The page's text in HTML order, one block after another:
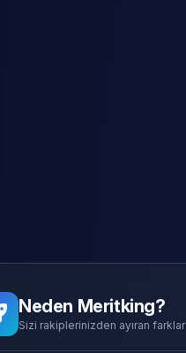
Neden Meritking?
Sizi rakiplerinizden ayıran farklar